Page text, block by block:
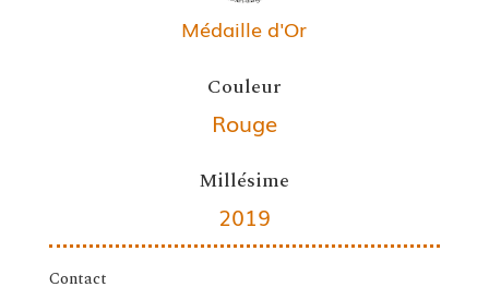
Médaille d'Or
Couleur
Rouge
Millésime
2019
Contact